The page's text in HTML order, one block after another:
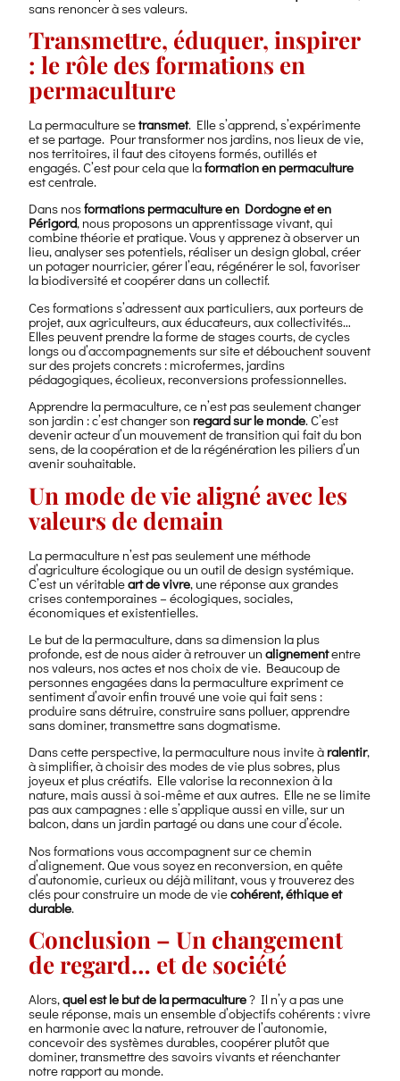
sans renoncer à ses valeurs.
Transmettre, éduquer, inspirer
: le rôle des formations en
permaculture
La permaculture setransmet. Elle s’apprend, s’expérimente
et se partage. Pour transformer nos jardins, nos lieux de vie,
nos territoires, il faut des citoyens formés, outillés et
engagés. C’est pour cela que laformation en permaculture
est centrale.
Dans nosformations permaculture en Dordogne et en
Périgord, nous proposons un apprentissage vivant, qui
combine théorie et pratique. Vous y apprenez à observer un
lieu, analyser ses potentiels, réaliser un design global, créer
un potager nourricier, gérer l’eau, régénérer le sol, favoriser
la biodiversité et coopérer dans un collectif.
Ces formations s’adressent aux particuliers, aux porteurs de
projet, aux agriculteurs, aux éducateurs, aux collectivités…
Elles peuvent prendre la forme de stages courts, de cycles
longs ou d’accompagnements sur site et débouchent souvent
sur des projets concrets : microfermes, jardins
pédagogiques, écolieux, reconversions professionnelles.
Apprendre la permaculture, ce n’est pas seulement changer
son jardin : c’est changer son regard sur le monde. C’est
devenir acteur d’un mouvement de transition qui fait du bon
sens, de la coopération et de la régénération les piliers d’un
avenir souhaitable.
Un mode de vie aligné avec les
valeurs de demain
La permaculture n’est pas seulement une méthode
d’agriculture écologique ou un outil de design systémique.
C’est un véritableart de vivre, une réponse aux grandes
crises contemporaines – écologiques, sociales,
économiques et existentielles.
Le but de la permaculture, dans sa dimension la plus
profonde, est de nous aider à retrouver unalignemententre
nos valeurs, nos actes et nos choix de vie. Beaucoup de
personnes engagées dans la permaculture expriment ce
sentiment d’avoir enfin trouvé une voie qui fait sens :
produire sans détruire, construire sans polluer, apprendre
sans dominer, transmettre sans dogmatisme.
Dans cette perspective, la permaculture nous invite à ralentir,
à simplifier, à choisir des modes de vie plus sobres, plus
joyeux et plus créatifs. Elle valorise la reconnexion à la
nature, mais aussi à soi-même et aux autres. Elle ne se limite
pas aux campagnes : elle s’applique aussi en ville, sur un
balcon, dans un jardin partagé ou dans une cour d’école.
Nos formations vous accompagnent sur ce chemin
d’alignement. Que vous soyez en reconversion, en quête
d’autonomie, curieux ou déjà militant, vous y trouverez des
clés pour construire un mode de viecohérent, éthique et
durable.
Conclusion – Un changement
de regard… et de société
Alors,quel est le but de la permaculture? Il n’y a pas une
seule réponse, mais un ensemble d’objectifs cohérents : vivre
en harmonie avec la nature, retrouver de l’autonomie,
concevoir des systèmes durables, coopérer plutôt que
dominer, transmettre des savoirs vivants et réenchanter
notre rapport au monde.